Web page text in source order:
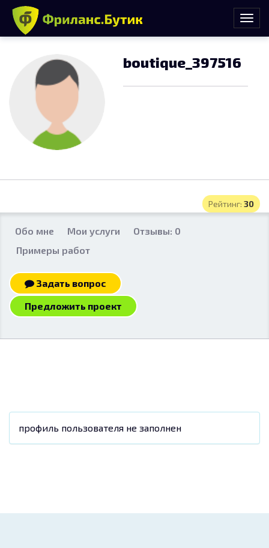
boutique_397516
Рейтинг: 30
Обо мне Мои услуги
Отзывы: 0
Примеры работ
Задать вопрос
Предложить проект
профиль пользователя не заполнен